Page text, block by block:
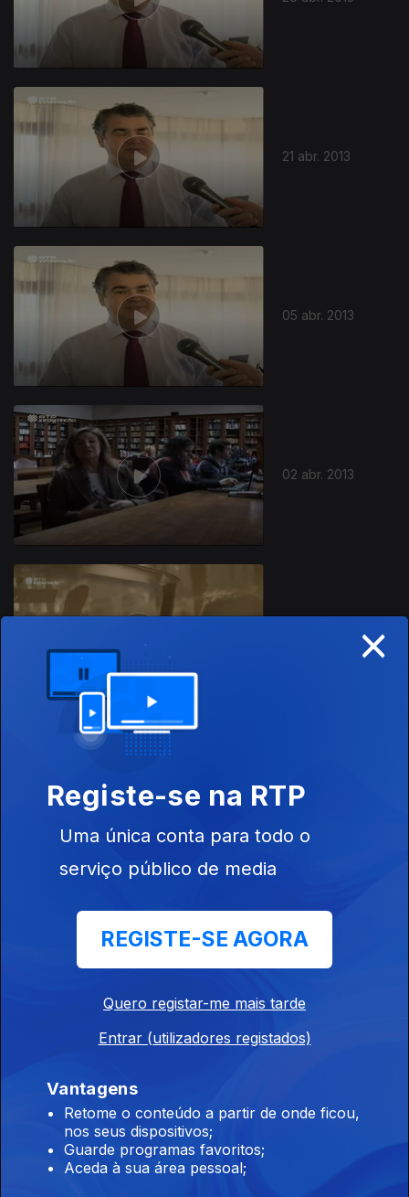
21 abr. 2013
05 abr. 2013
02 abr. 2013
29 mar. 2013
27 mar. 2013
26 mar. 2013
×
Registe-se na RTP
Uma única conta para todo o
serviço público de media
REGISTE-SE AGORA
Quero registar-me mais tarde
Entrar (utilizadores registados)
Vantagens
Retome o conteúdo a partir de onde ficou,
nos seus dispositivos;
Guarde programas favoritos;
Aceda à sua área pessoal;